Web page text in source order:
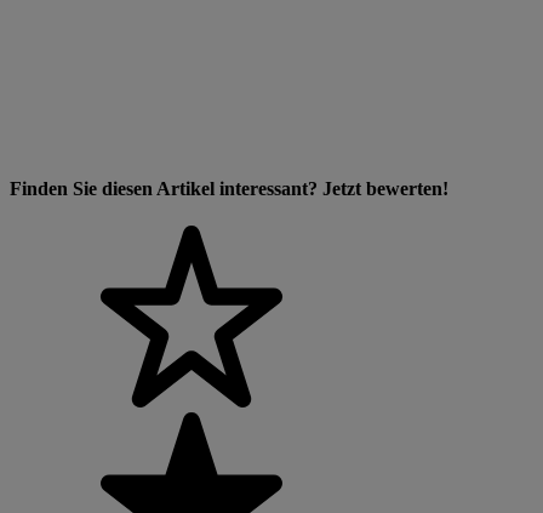
Finden Sie diesen Artikel interessant? Jetzt bewerten!